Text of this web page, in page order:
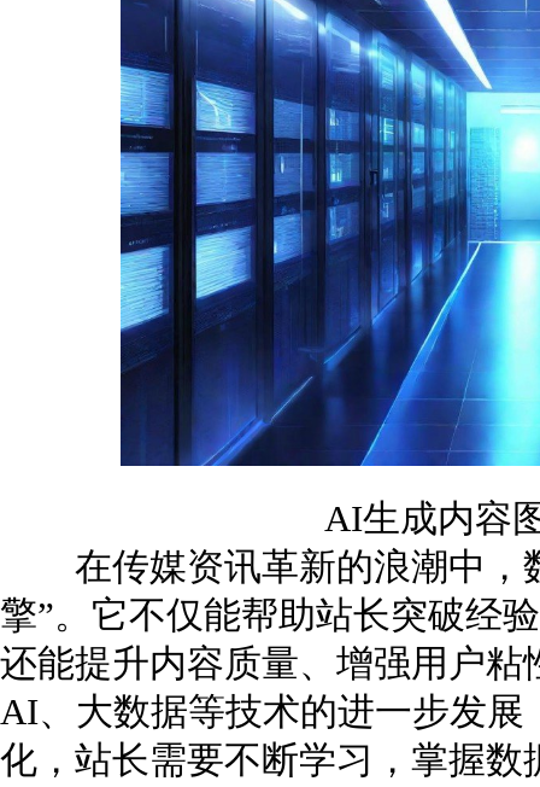
AI生成内容
在传媒资讯革新的浪潮中，
擎”。它不仅能帮助站长突破经
还能提升内容质量、增强用户
AI、大数据等技术的进一步发
化，站长需要不断学习，掌握